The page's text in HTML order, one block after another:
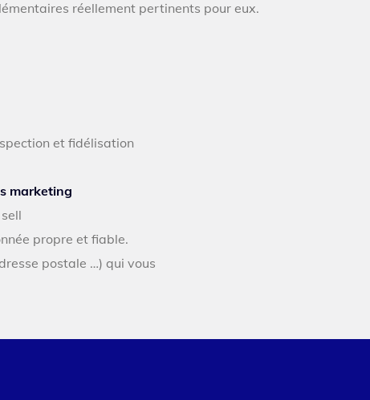
réellement pertinents pour eux.
et fidélisation
marketing
propre et fiable.
postale …) qui vous